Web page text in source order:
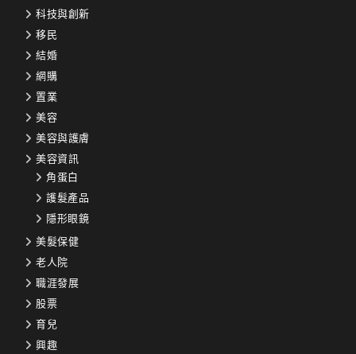
科技與創新
移民
結婚
網購
置業
美容
美容與護膚
美容資訊
角蛋白
護髮產品
隱形眼鏡
美髮保健
老人院
職涯發展
股票
育兒
興趣